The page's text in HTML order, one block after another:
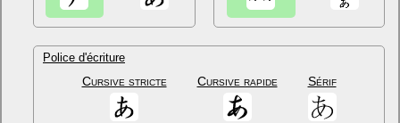
Police d'écriture
Cursive stricte Cursive rapide Sérif